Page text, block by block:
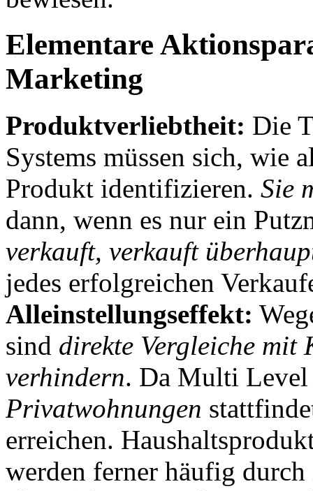
Elementare
Marketing
Produktverliebtheit: Die
Systems müssen sich, wie
Produkt identifizieren. Sie
dann, wenn es nur ein
verkauft, verkauft
jedes erfolgreichen
Alleinstellungseffekt:
sind direkte Vergleiche mit
verhindern. Da Multi
Privatwohnungen
erreichen.
werden ferner häufig